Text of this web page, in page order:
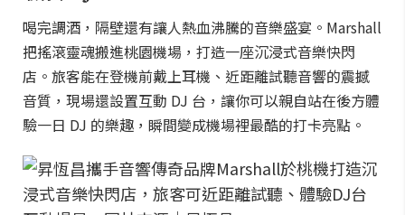
喝完調酒，隔壁還有讓人熱血沸騰的音樂盛宴。Marshall
把搖滾靈魂搬進桃園機場，打造一座沉浸式音樂快閃
店。旅客能在登機前戴上耳機、近距離試聽音響的震撼
音質，現場還設置互動 DJ 台，讓你可以親自站在後方體
驗一日 DJ 的樂趣，瞬間變成機場裡最酷的打卡亮點。